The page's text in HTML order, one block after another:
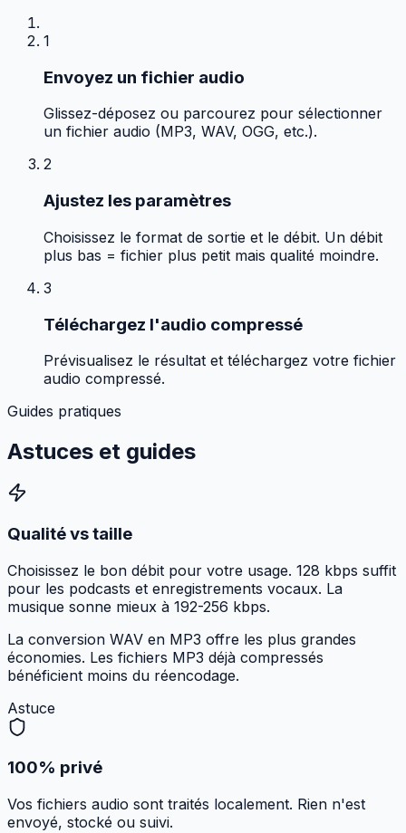
1
Envoyez un fichier audio
Glissez-déposez ou parcourez pour sélectionner
un fichier audio (MP3, WAV, OGG, etc.).
2
Ajustez les paramètres
Choisissez le format de sortie et le débit. Un débit
plus bas = fichier plus petit mais qualité moindre.
3
Téléchargez l'audio compressé
Prévisualisez le résultat et téléchargez votre fichier
audio compressé.
Guides pratiques
Astuces et guides
Qualité vs taille
Choisissez le bon débit pour votre usage. 128 kbps suffit
pour les podcasts et enregistrements vocaux. La
musique sonne mieux à 192-256 kbps.
La conversion WAV en MP3 offre les plus grandes
économies. Les fichiers MP3 déjà compressés
bénéficient moins du réencodage.
Astuce
100% privé
Vos fichiers audio sont traités localement. Rien n'est
envoyé, stocké ou suivi.